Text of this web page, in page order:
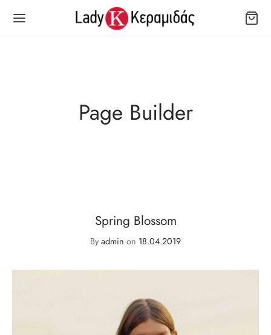
Page Builder
Spring Blossom
By admin on 18.04.2019